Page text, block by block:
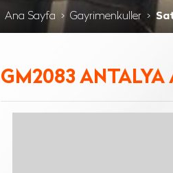
Ana Sayfa Gayrimenkuller
GM2083 ANTALYA